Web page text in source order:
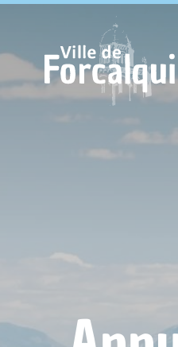
Cookies management panel